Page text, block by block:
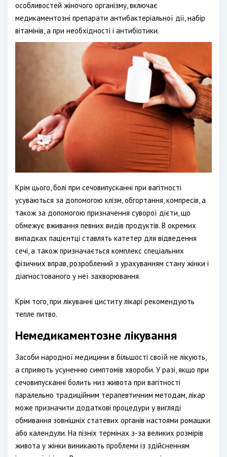
особливостей жіночого організму, включає
медикаментозні препарати антибактеріальної дії, набір
вітамінів, а при необхідності і антибіотики.
Крім цього, болі при сечовипусканні при вагітності
усуваються за допомогою клізм, обгортання, компресів, а
також за допомогою призначення суворої дієти, що
обмежує вживання певних видів продуктів. В окремих
випадках пацієнтці ставлять катетер для відведення
сечі, а також призначається комплекс спеціальних
фізичних вправ, розроблений з урахуванням стану жінки і
діагностованого у неї захворювання.
Крім того, при лікуванні циститу лікарі рекомендують
тепле питво.
Немедикаментозне лікування
Засоби народної медицини в більшості своїй не лікують,
а сприяють усуненню симптомів хвороби. У разі, якщо при
сечовипусканні болить низ живота при вагітності
паралельно традиційним терапевтичним методам, лікар
може призначити додаткові процедури у вигляді
обмивання зовнішніх статевих органів настоями ромашки
або календули. На пізніх термінах з-за великих розмірів
живота у жінки виникають проблеми із здійсненням